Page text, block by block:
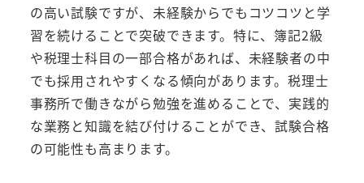
の高い試験ですが、未経験からでもコツコツと学
習を続けることで突破できます。特に、簿記2級
や税理士科目の一部合格があれば、未経験者の中
でも採用されやすくなる傾向があります。税理士
事務所で働きながら勉強を進めることで、実践的
な業務と知識を結び付けることができ、試験合格
の可能性も高まります。